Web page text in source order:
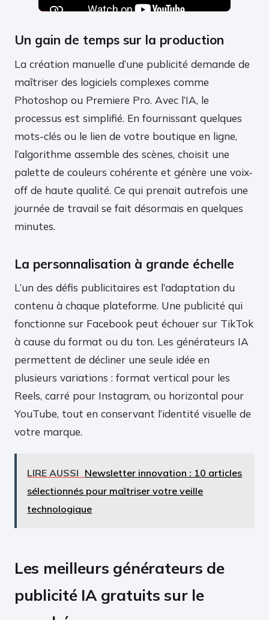
Un gain de temps sur la production
La création manuelle d’une publicité demande de
maîtriser des logiciels complexes comme
Photoshop ou Premiere Pro. Avec l’IA, le
processus est simplifié. En fournissant quelques
mots-clés ou le lien de votre boutique en ligne,
l’algorithme assemble des scènes, choisit une
palette de couleurs cohérente et génère une voix-
off de haute qualité. Ce qui prenait autrefois une
journée de travail se fait désormais en quelques
minutes.
La personnalisation à grande échelle
L’un des défis publicitaires est l’adaptation du
contenu à chaque plateforme. Une publicité qui
fonctionne sur Facebook peut échouer sur TikTok
à cause du format ou du ton. Les générateurs IA
permettent de décliner une seule idée en
plusieurs variations : format vertical pour les
Reels, carré pour Instagram, ou horizontal pour
YouTube, tout en conservant l’identité visuelle de
votre marque.
LIRE AUSSI Newsletter innovation : 10 articles
sélectionnés pour maîtriser votre veille
technologique
Les meilleurs générateurs de
publicité IA gratuits sur le